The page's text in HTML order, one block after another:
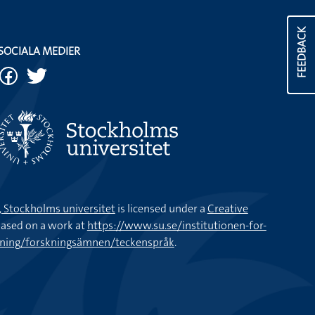
FEEDBACK
MEDIER
universitetis licensed under aCreative
on a work athttps://www.su.se/institutionen-for-
forskningsämnen/teckenspråk.